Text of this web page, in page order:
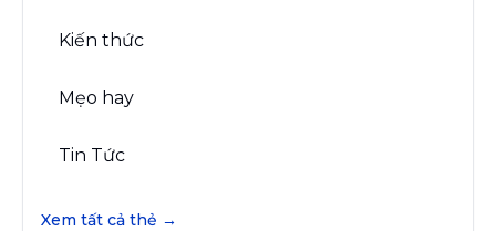
Kiến thức
Mẹo hay
Tin Tức
Xem tất cả thẻ →